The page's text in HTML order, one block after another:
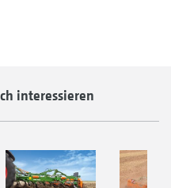
interessieren